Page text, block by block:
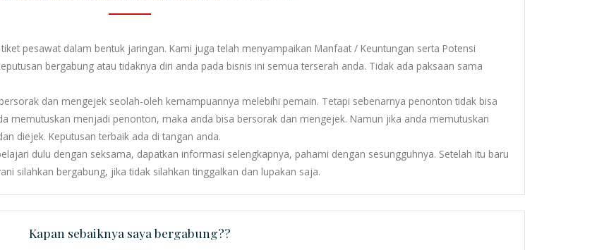
pesawat dalam bentuk jaringan. Kami juga telah menyampaikan Manfaat / Keuntungan serta Potensi
bergabung atau tidaknya diri anda pada bisnis ini semua terserah anda. Tidak ada paksaan sama
dan mengejek seolah-oleh kemampuannya melebihi pemain. Tetapi sebenarnya penonton tidak bisa
memutuskan menjadi penonton, maka anda bisa bersorak dan mengejek. Namun jika anda memutuskan
diejek. Keputusan terbaik ada di tangan anda.
dulu dengan seksama, dapatkan informasi selengkapnya, pahami dengan sesungguhnya. Setelah itu baru
silahkan bergabung, jika tidak silahkan tinggalkan dan lupakan saja.
Kapan sebaiknya saya bergabung??